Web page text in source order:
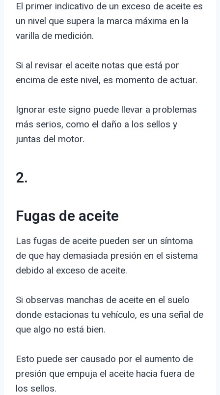
El primer indicativo de un exceso de aceite es
un nivel que supera la marca máxima en la
varilla de medición.
Si al revisar el aceite notas que está por
encima de este nivel, es momento de actuar.
Ignorar este signo puede llevar a problemas
más serios, como el daño a los sellos y
juntas del motor.
2.
Fugas de aceite
Las fugas de aceite pueden ser un síntoma
de que hay demasiada presión en el sistema
debido al exceso de aceite.
Si observas manchas de aceite en el suelo
donde estacionas tu vehículo, es una señal de
que algo no está bien.
Esto puede ser causado por el aumento de
presión que empuja el aceite hacia fuera de
los sellos.